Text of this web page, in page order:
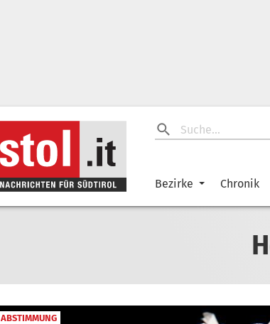
Bezirke Chronik
ABSTIMMUNG